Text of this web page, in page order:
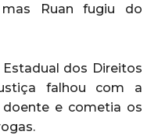
Ruan fugiu do
dos Direitos
falhou com a
doente e cometia os